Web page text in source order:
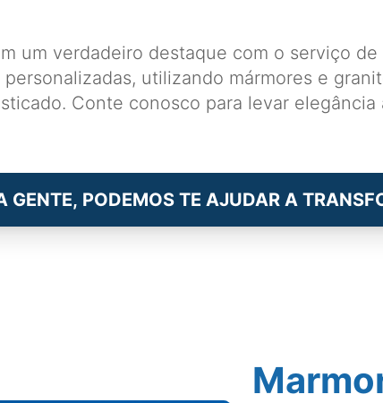
um verdadeiro destaque com o serviço
utilizando mármores e
Conte conosco para levar elegância
GENTE, PODEMOS TE AJUDAR A